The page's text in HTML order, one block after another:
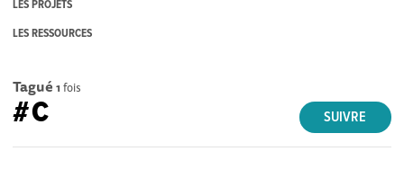
LES PROJETS
LES RESSOURCES
Tagué 1 fois
SUIVRE
#C